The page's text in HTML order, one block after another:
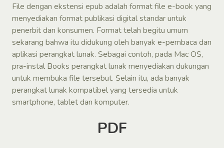
File dengan ekstensi epub adalah format file e-book yang
menyediakan format publikasi digital standar untuk
penerbit dan konsumen. Format telah begitu umum
sekarang bahwa itu didukung oleh banyak e-pembaca dan
aplikasi perangkat lunak. Sebagai contoh, pada Mac OS,
pra-instal Books perangkat lunak menyediakan dukungan
untuk membuka file tersebut. Selain itu, ada banyak
perangkat lunak kompatibel yang tersedia untuk
smartphone, tablet dan komputer.
PDF